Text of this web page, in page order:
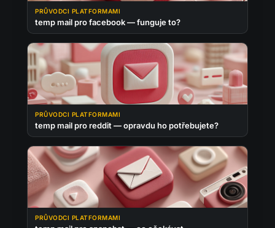
PRŮVODCI PLATFORMAMI
temp mail pro facebook — funguje to?
PRŮVODCI PLATFORMAMI
temp mail pro reddit — opravdu ho potřebujete?
PRŮVODCI PLATFORMAMI